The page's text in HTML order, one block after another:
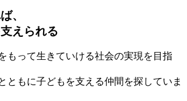
、
えられる
もって生きていける社会の実現を目指
ともに子どもを支える仲間を探していま